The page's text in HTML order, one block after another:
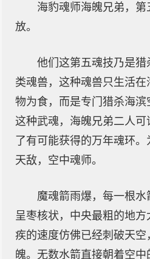
海豹魂师海魄兄弟，
放。
他们这第五魂技乃是
类魂兽，这种魂兽只生活
物为食，而是专门猎杀海
这种武魂，海魄兄弟二人
了有可能获得的万年魂环
天敌，空中魂师。
魔魂箭雨爆，每一根水
呈枣核状，中央最粗的地
疾的速度仿佛已经刺破天
魄。无数水箭直接朝着空中